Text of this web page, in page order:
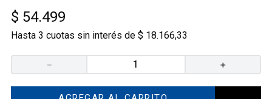
$ 54.499
Hasta 3 cuotas sin interés de $ 18.166,33
＋
－